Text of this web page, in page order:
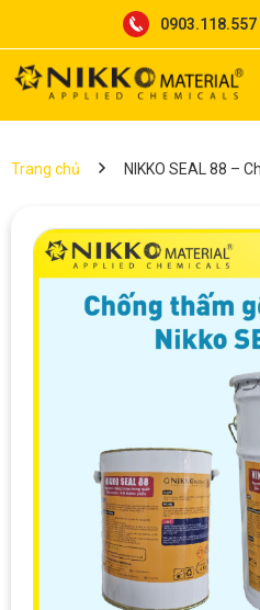
Trang chủ NIKKO SEAL 88 –